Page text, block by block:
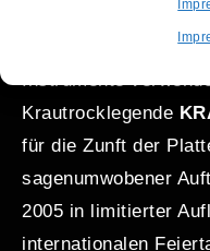
Produktion nur
Mehrspurbändern
Krautrocklegende
für die Zunft der
sagenumwobener
2005 in limitierter
internationalen